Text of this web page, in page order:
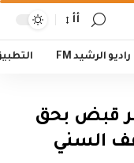
أأ
راديو الرشيد FM
قبض بحق
السني